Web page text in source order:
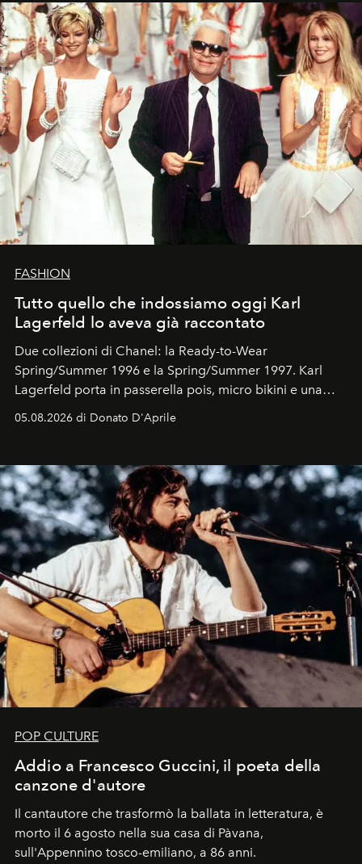
FASHION
Tutto quello che indossiamo oggi Karl
Lagerfeld lo aveva già raccontato
Due collezioni di Chanel: la Ready-to-Wear
Spring/Summer 1996 e la Spring/Summer 1997. Karl
Lagerfeld porta in passerella pois, micro bikini e una
logomania pensata per la spiaggia
Kate, Claudia e Carla una dietro l'altra. Trent'anni dopo,
uno dei documenti più contemporanei che abbiamo.
05.08.2026 di Donato D'Aprile
POP CULTURE
Addio a Francesco Guccini, il poeta della
canzone d'autore
Il cantautore che trasformò la ballata in letteratura, è
morto il 6 agosto nella sua casa di Pàvana,
sull'Appennino tosco-emiliano, a 86 anni.